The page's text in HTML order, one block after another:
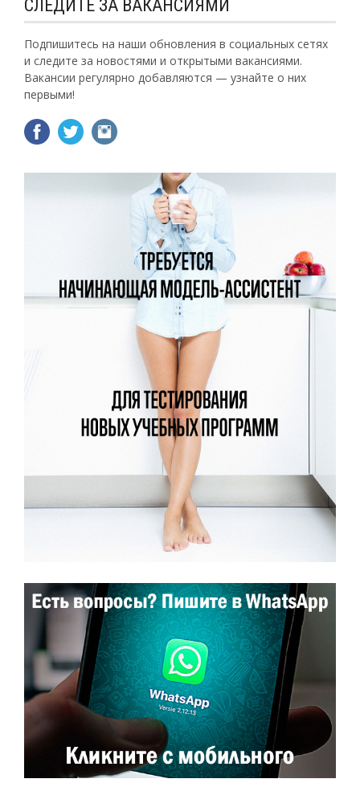
СЛЕДИТЕ ЗА ВАКАНСИЯМИ
Подпишитесь на наши обновления в социальных сетях
и следите за новостями и открытыми вакансиями.
Вакансии регулярно добавляются — узнайте о них
первыми!